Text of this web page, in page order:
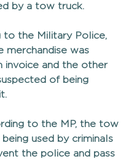
by a tow truck.
to the Military Police,
merchandise was
invoice and the other
of being
to the MP, the tow
used by criminals
the police and pass